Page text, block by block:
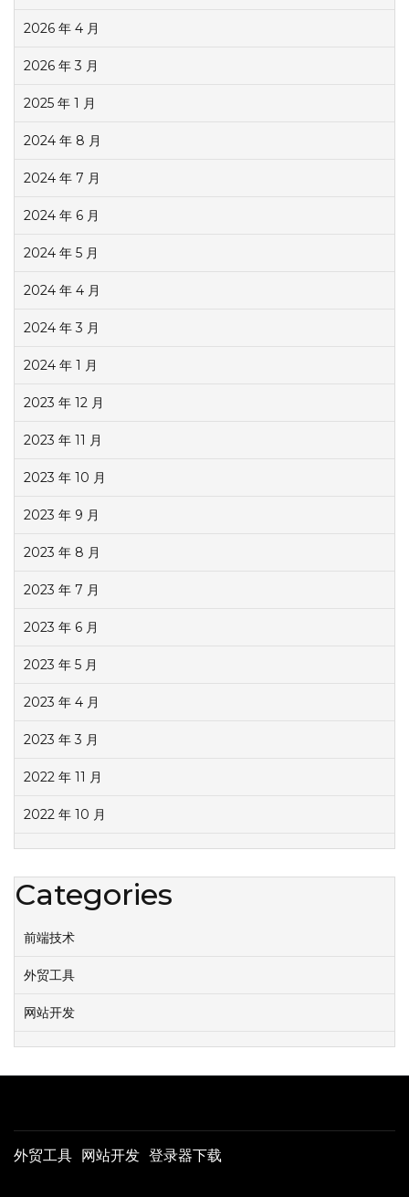
2026 年 4 月
2026 年 3 月
2025 年 1 月
2024 年 8 月
2024 年 7 月
2024 年 6 月
2024 年 5 月
2024 年 4 月
2024 年 3 月
2024 年 1 月
2023 年 12 月
2023 年 11 月
2023 年 10 月
2023 年 9 月
2023 年 8 月
2023 年 7 月
2023 年 6 月
2023 年 5 月
2023 年 4 月
2023 年 3 月
2022 年 11 月
2022 年 10 月
Categories
前端技术
外贸工具
网站开发
外贸工具 网站开发 登录器下载